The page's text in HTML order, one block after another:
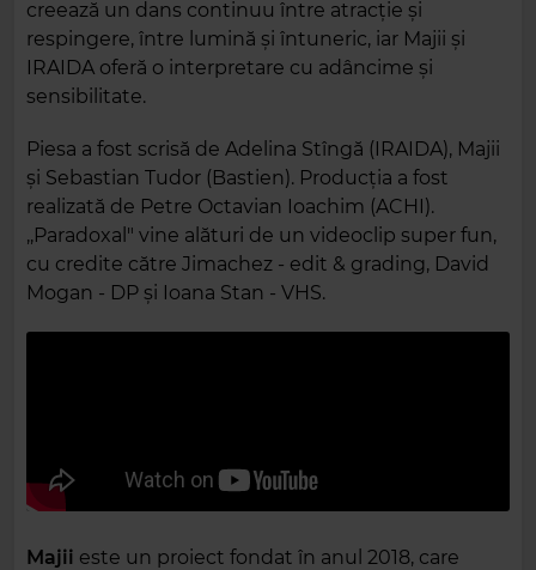
creează un dans continuu între atracție și
respingere, între lumină și întuneric, iar Majii și
IRAIDA oferă o interpretare cu adâncime și
sensibilitate.
Piesa a fost scrisă de Adelina Stîngă (IRAIDA), Majii
și Sebastian Tudor (Bastien). Producția a fost
realizată de Petre Octavian Ioachim (ACHI).
,,Paradoxal" vine alături de un videoclip super fun,
cu credite către Jimachez - edit & grading, David
Mogan - DP și Ioana Stan - VHS.
Majii este un proiect fondat în anul 2018, care